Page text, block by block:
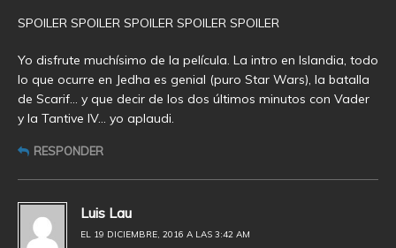
SPOILER SPOILER SPOILER SPOILER SPOILER
Yo disfrute muchísimo de la película. La intro en Islandia, todo
lo que ocurre en Jedha es genial (puro Star Wars), la batalla
de Scarif… y que decir de los dos últimos minutos con Vader
y la Tantive IV… yo aplaudi.
RESPONDER
Luis Lau
EL 19 DICIEMBRE, 2016 A LAS 3:42 AM